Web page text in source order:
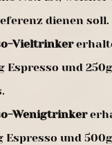
dienen soll.
Vieltrinker
Espresso und
Wenigtrinker
Espresso und